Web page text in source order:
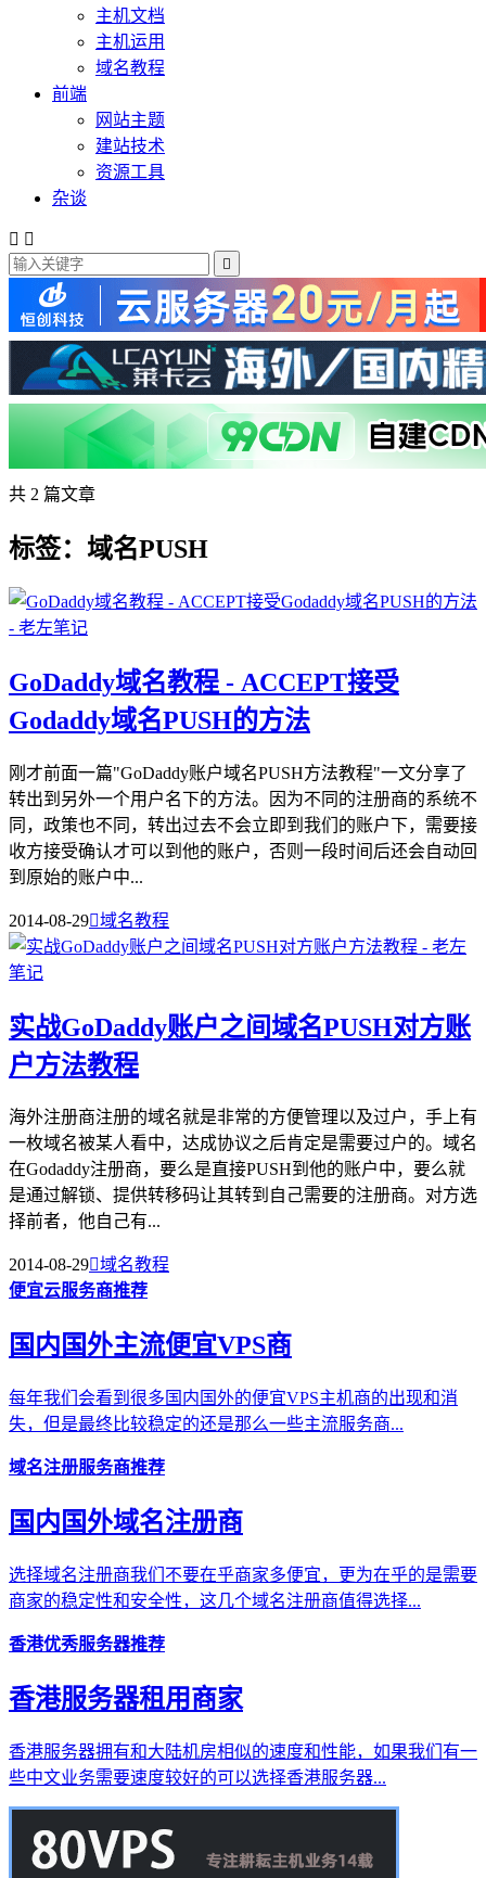
主机文档
主机运用
域名教程
前端
网站主题
建站技术
资源工具
杂谈
 

共 2 篇文章
标签：域名PUSH
GoDaddy域名教程 - ACCEPT接受
Godaddy域名PUSH的方法
刚才前面一篇"GoDaddy账户域名PUSH方法教程"一文分享了
转出到另外一个用户名下的方法。因为不同的注册商的系统不
同，政策也不同，转出过去不会立即到我们的账户下，需要接
收方接受确认才可以到他的账户，否则一段时间后还会自动回
到原始的账户中...
2014-08-29域名教程
实战GoDaddy账户之间域名PUSH对方账
户方法教程
海外注册商注册的域名就是非常的方便管理以及过户，手上有
一枚域名被某人看中，达成协议之后肯定是需要过户的。域名
在Godaddy注册商，要么是直接PUSH到他的账户中，要么就
是通过解锁、提供转移码让其转到自己需要的注册商。对方选
择前者，他自己有...
2014-08-29域名教程
便宜云服务商推荐
国内国外主流便宜VPS商
每年我们会看到很多国内国外的便宜VPS主机商的出现和消
失，但是最终比较稳定的还是那么一些主流服务商...
域名注册服务商推荐
国内国外域名注册商
选择域名注册商我们不要在乎商家多便宜，更为在乎的是需要
商家的稳定性和安全性，这几个域名注册商值得选择...
香港优秀服务器推荐
香港服务器租用商家
香港服务器拥有和大陆机房相似的速度和性能，如果我们有一
些中文业务需要速度较好的可以选择香港服务器...